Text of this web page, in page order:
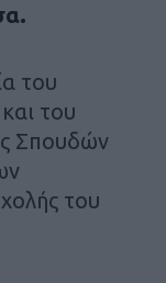
του
του
Σπουδών
του